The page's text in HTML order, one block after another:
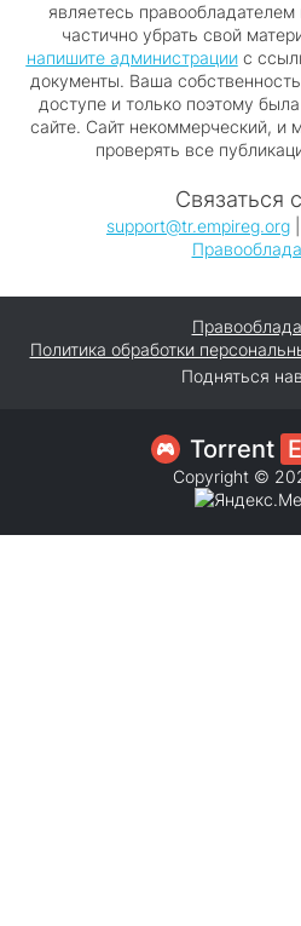
являетесь
частично убрать свой
напишите администрациис
документы. Ваша
доступе и только поэтому
сайте. Сайт некоммерческий,
проверять все
Связаться
support@tr.empireg.org
Политика обработки
Подняться
Torrent
Copyright ©